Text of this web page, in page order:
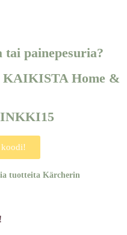
painepesuria?
Home &
tuotteita Kärcherin